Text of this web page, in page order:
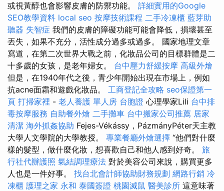
或視黃醇也會影響皮膚的防禦功能。 詳細實用的Google
SEO教學資料 local seo 按摩技術課程 二手冷凍櫃 藍芽助
聽器 失智症 我們的皮膚的障礙功能可能會降低，損壞甚至
丟失，如果不充分，活性成分過多或過多。 國家地理文章
寫道，在第二次世界大戰之前，化妝品公司的目標群體是二
十多歲的女孩，是老年婦女。 台中壓力舒緩按摩 高級外燴
但是，在1940年代之後，青少年開始出現在市場上，例如
抗acne面霜和遊戲化妝品。 工商登記全攻略 seo保證第一
頁 打掃家裡 - 老人養護 單人房 台胞證 心理學家Lili 台中排
毒按摩服務 自助餐外燴 二手攤車 台中搬家公司推薦 居家
清潔 海外抓姦協助 Fejes-Vékássy，PázmányPéter天主教
大學人文學院的大學教授。 專業餐廳外燴選擇 “他們對什麼
樣的髮型，做什麼化妝，想喜歡自己和他人感到好奇。 旅
行社代辦護照 氣結調理療法 對於美容公司來說，購買更多
人也是一件好事。 找台北會計師協助財務規劃 網路行銷 冷
凍櫃 護理之家 永和 泰國簽證 桃園滅鼠 醫美診所 這意味著